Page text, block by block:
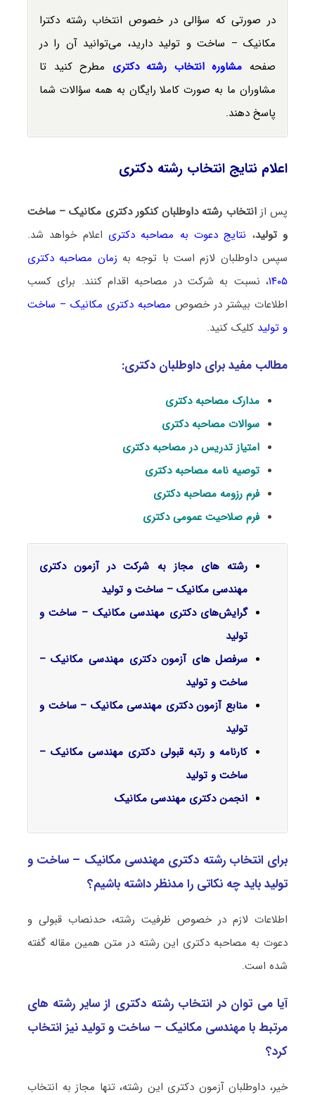
در صورتی که سؤالی در خصوص انتخاب رشته دکترا
مکانیک – ساخت و تولید دارید، می‌توانید آن را در
صفحه مشاوره انتخاب رشته دکتری مطرح کنید تا
مشاوران ما به صورت کاملا رایگان به همه سؤالات شما
پاسخ دهند.
اعلام نتایج انتخاب رشته دکتری
پس ازانتخاب رشته داوطلبان کنکور دکتری مکانیک – ساخت
و تولید، نتایج دعوت به مصاحبه دکتری اعلام خواهد شد.
سپس داوطلبان لازم است با توجه به زمان مصاحبه دکتری
۱۴۰۵، نسبت به شرکت در مصاحبه اقدام کنند. برای کسب
اطلاعات بیشتر در خصوص مصاحبه دکتری مکانیک – ساخت
و تولید کلیک کنید.
مطالب مفید برای داوطلبان دکتری:
مدارک مصاحبه دکتری
سوالات مصاحبه دکتری
امتیاز تدریس در مصاحبه دکتری
توصیه نامه مصاحبه دکتری
فرم رزومه مصاحبه دکتری
فرم صلاحیت عمومی دکتری
رشته های مجاز به شرکت در آزمون دکتری
مهندسی مکانیک – ساخت و تولید
گرایش‌های دکتری ﻣﻬﻨﺪسی مکانیک – ﺳﺎﺧﺖ و
ﺗﻮلید
سرفصل‌ های آزمون دکتری مهندسی مکانیک –
ساخت و تولید
منابع آزمون دکتری مهندسی مکانیک – ساخت و
تولید
کارنامه و رتبه قبولی دکتری مهندسی مکانیک –
ساخت و تولید
انجمن دکتری مهندسی مکانیک
برای انتخاب رشته دکتری مهندسی مکانیک – ساخت و
تولید باید چه نکاتی را مدنظر داشته باشیم؟
اطلاعات لازم در خصوص ظرفیت رشته، حدنصاب قبولی و
دعوت به مصاحبه دکتری این رشته در متن همین مقاله گفته
شده است.
آیا می توان در انتخاب رشته دکتری از سایر رشته های
مرتبط با مهندسی مکانیک – ساخت و تولید نیز انتخاب
کرد؟
خیر، داوطلبان آزمون دکتری این رشته، تنها مجاز به انتخاب